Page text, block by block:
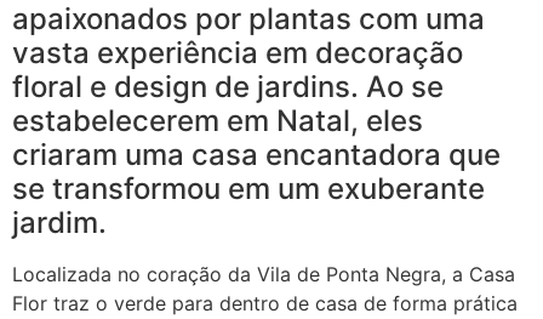
apaixonados por plantas com uma
vasta experiência em decoração
floral e design de jardins. Ao se
estabelecerem em Natal, eles
criaram uma casa encantadora que
se transformou em um exuberante
jardim.
Localizada no coração da Vila de Ponta Negra, a Casa
Flor traz o verde para dentro de casa de forma prática